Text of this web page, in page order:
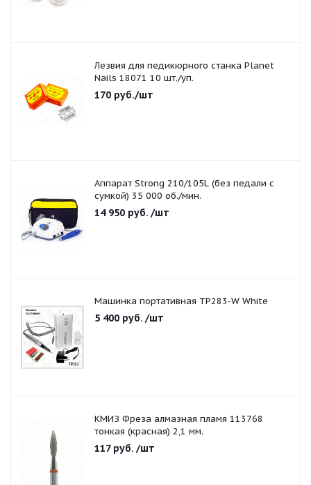
Лезвия для педикюрного станка Planet
Nails 18071 10 шт./уп.
170 руб./шт
Аппарат Strong 210/105L (без педали с
сумкой) 35 000 об./мин.
14 950 руб. /шт
Машинка портативная TP283-W White
5 400 руб. /шт
КМИЗ Фреза алмазная пламя 113768
тонкая (красная) 2,1 мм.
117руб. /шт